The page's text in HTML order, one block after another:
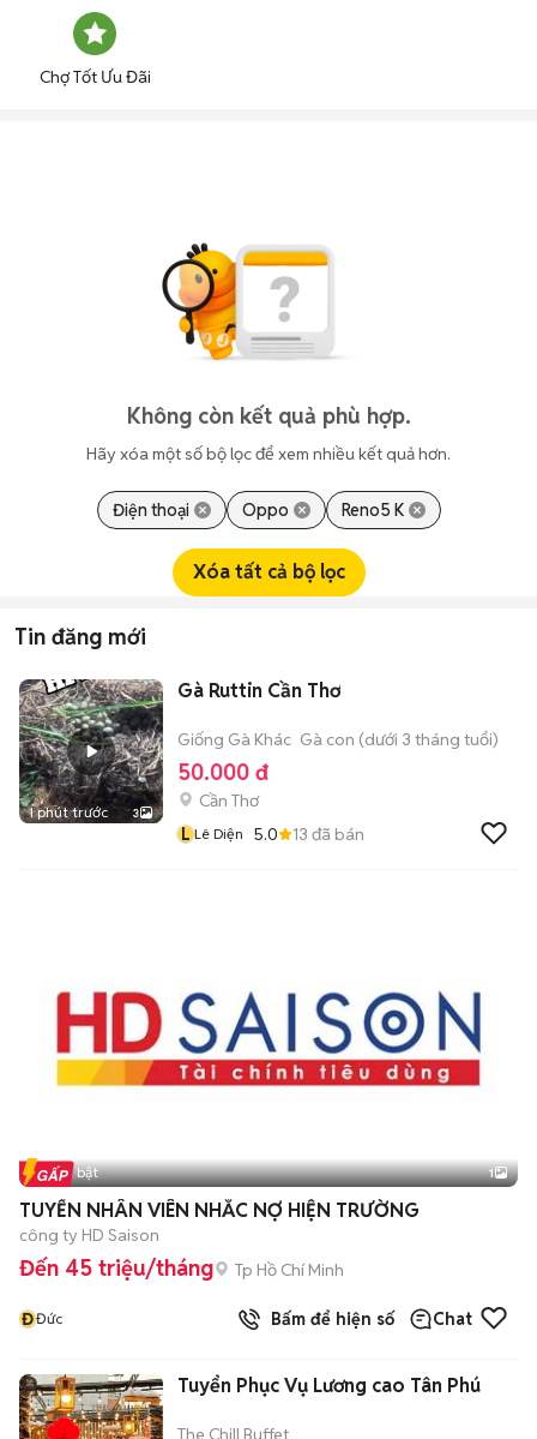
Chợ Tốt Ưu Đãi
Không còn kết quả phù hợp.
Hãy xóa một số bộ lọc để xem nhiều kết quả hơn.
Điện thoại Oppo Reno5 K
Xóa tất cả bộ lọc
Tin đăng mới
1 phút trước 3
Gà Ruttin Cần Thơ
Giống Gà Khác Gà con (dưới 3 tháng tuổi)
50.000 đ
Cần Thơ
L Lê Diện 5.0 13 đã bán
Tin nổi bật 1
TUYỂN NHÂN VIÊN NHẮC NỢ HIỆN TRƯỜNG
công ty HD Saison
Đến 45 triệu/tháng Tp Hồ Chí Minh
ĐĐức Bấm để hiện số Chat
Tuyển Phục Vụ Lương cao Tân Phú
The Chill Buffet